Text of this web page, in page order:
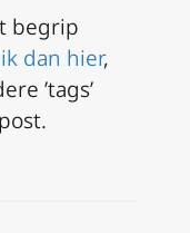
begrip
dan hier,
’tags’